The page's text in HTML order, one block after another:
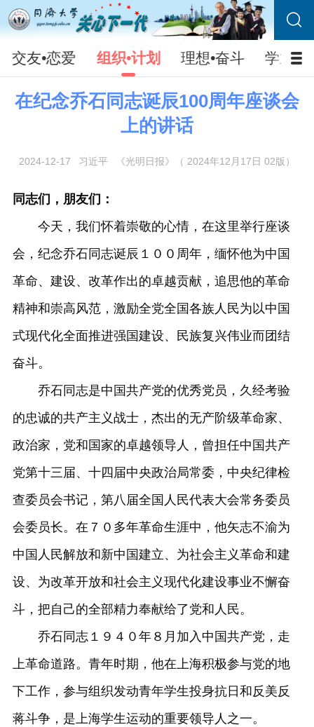
交友•恋爱 组织•计划 理想•奋斗 学业•
在纪念乔石同志诞辰100周年座谈会
上的讲话
2024-12-17 习近平 《光明日报》（ 2024年12月17日 02版）
同志们，朋友们：
今天，我们怀着崇敬的心情，在这里举行座谈
会，纪念乔石同志诞辰１００周年，缅怀他为中国
革命、建设、改革作出的卓越贡献，追思他的革命
精神和崇高风范，激励全党全国各族人民为以中国
式现代化全面推进强国建设、民族复兴伟业而团结
奋斗。
乔石同志是中国共产党的优秀党员，久经考验
的忠诚的共产主义战士，杰出的无产阶级革命家、
政治家，党和国家的卓越领导人，曾担任中国共产
党第十三届、十四届中央政治局常委，中央纪律检
查委员会书记，第八届全国人民代表大会常务委员
会委员长。在７０多年革命生涯中，他矢志不渝为
中国人民解放和新中国建立、为社会主义革命和建
设、为改革开放和社会主义现代化建设事业不懈奋
斗，把自己的全部精力奉献给了党和人民。
乔石同志１９４０年８月加入中国共产党，走
上革命道路。青年时期，他在上海积极参与党的地
下工作，参与组织发动青年学生投身抗日和反美反
蒋斗争，是上海学生运动的重要领导人之一。